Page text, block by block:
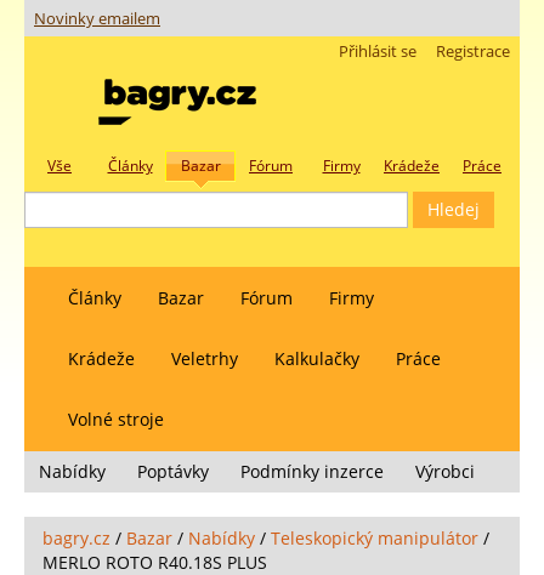
Novinky emailem
Registrace
Přihlásit se
Vše Články Bazar Fórum Firmy Krádeže Práce
Články Bazar Fórum Firmy
Krádeže Veletrhy Kalkulačky Práce
Volné stroje
Nabídky Poptávky Podmínky inzerce Výrobci
bagry.cz / Bazar / Nabídky / Teleskopický manipulátor /
MERLO ROTO R40.18S PLUS